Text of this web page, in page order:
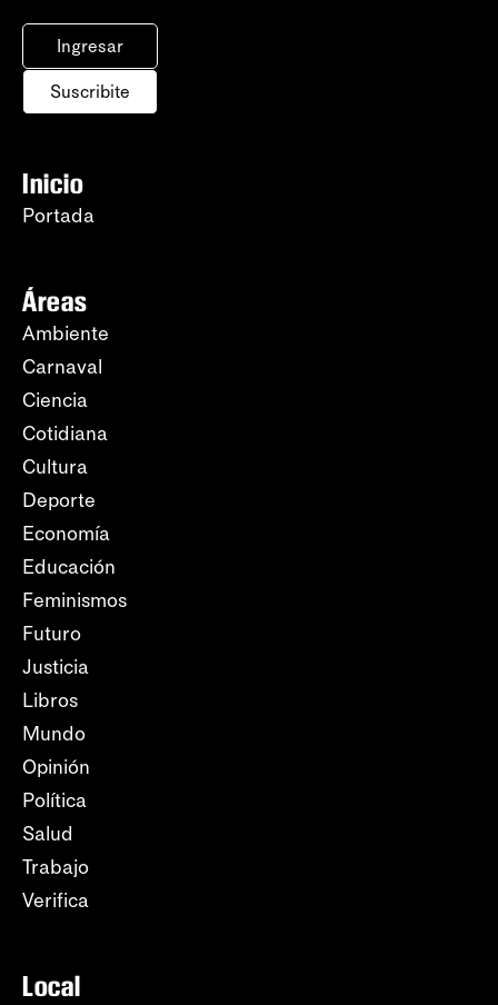
Ingresar
Suscribite
Inicio
Portada
Áreas
Ambiente
Carnaval
Ciencia
Cotidiana
Cultura
Deporte
Economía
Educación
Feminismos
Futuro
Justicia
Libros
Mundo
Opinión
Política
Salud
Trabajo
Verifica
Local